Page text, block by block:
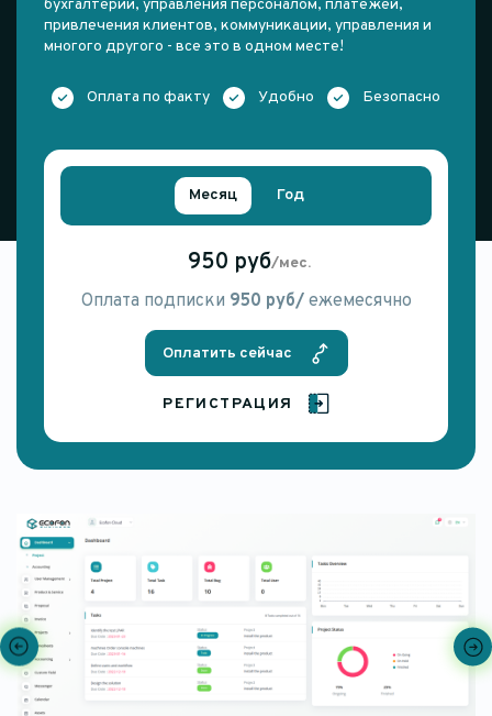
бухгалтерии, управления персоналом, платежей,
привлечения клиентов, коммуникации, управления и
многого другого - все это в одном месте!
Оплата по факту Удобно Безопасно
Месяц Год
950 руб/мес.
Оплата подписки 950 руб/ежемесячно
Оплатить сейчас
РЕГИСТРАЦИЯ